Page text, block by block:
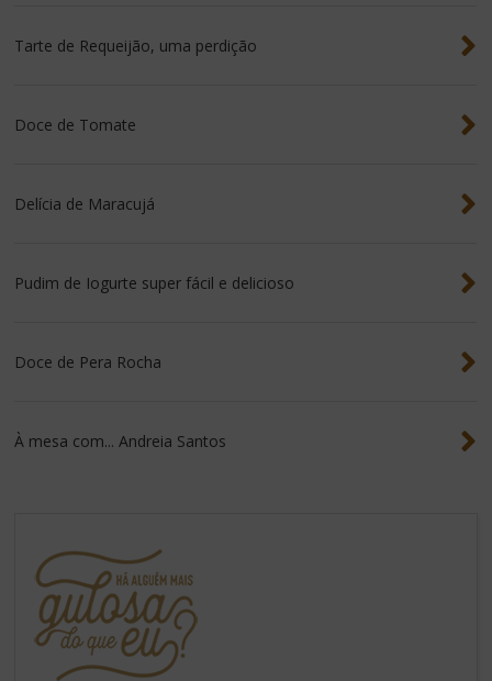
Tarte de Requeijão, uma perdição
Doce de Tomate
Delícia de Maracujá
Pudim de Iogurte super fácil e delicioso
Doce de Pera Rocha
À mesa com... Andreia Santos